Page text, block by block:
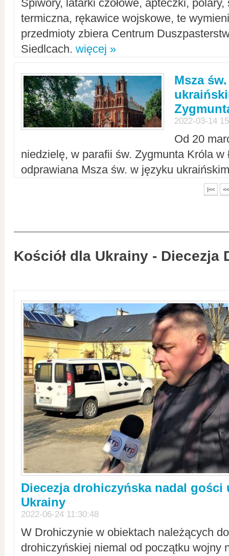
Śpiwory, latarki czołowe, apteczki,
termiczna, rękawice wojskowe, te
przedmioty zbiera Centrum
Siedlcach. więcej »
Msza
2022-03-14
Od 20
niedzielę, w parafii św. Zygmunta Króla w
odprawiana Msza św. w języku
|<< <<
Kościół dla Ukrainy - Diecezja
Diecezja drohiczyńska nadal gości
Ukrainy
2022-06-24 11:30:48
W Drohiczynie w obiektach należących
drohiczyńskiej niemal od początku wojny